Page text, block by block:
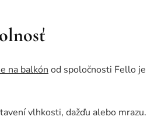
na balkón od spoločnosti Fello je
vlhkosti, dažďu alebo mrazu.